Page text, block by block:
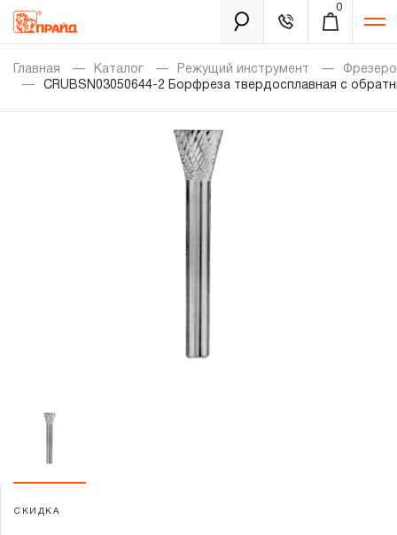
0
Каталог
Гарантия и сервис
Доставка и оплата
Партнерам
Забыли пароль?
Главная Каталог Режущий инструмент
CRUBSN03050644-2 Борфреза твердосплавная с
СКИДКА